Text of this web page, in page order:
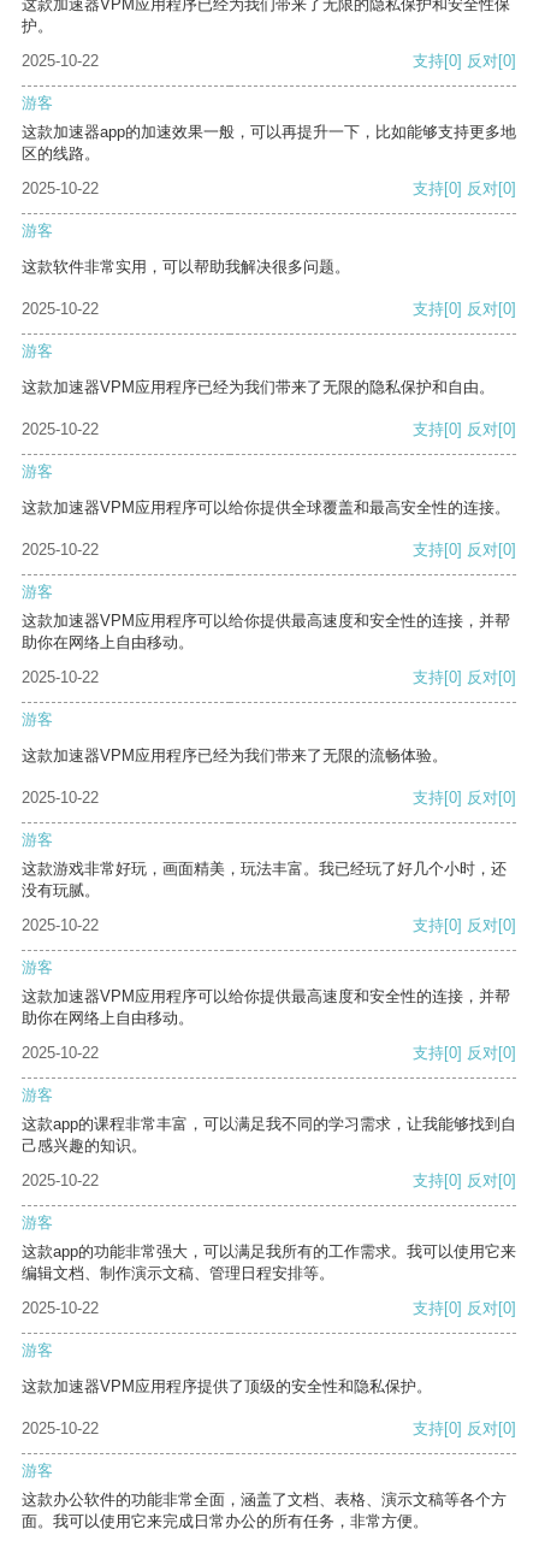
这款加速器VPM应用程序已经为我们带来了无限的隐私保护和安全性保
护。
2025-10-22
支持[0] 反对[0]
游客
这款加速器app的加速效果一般，可以再提升一下，比如能够支持更多地
区的线路。
2025-10-22
支持[0] 反对[0]
游客
这款软件非常实用，可以帮助我解决很多问题。
2025-10-22 支持[0] 反对[0]
游客
这款加速器VPM应用程序已经为我们带来了无限的隐私保护和自由。
2025-10-22 支持[0] 反对[0]
游客
这款加速器VPM应用程序可以给你提供全球覆盖和最高安全性的连接。
2025-10-22 支持[0] 反对[0]
游客
这款加速器VPM应用程序可以给你提供最高速度和安全性的连接，并帮
助你在网络上自由移动。
2025-10-22
支持[0] 反对[0]
游客
这款加速器VPM应用程序已经为我们带来了无限的流畅体验。
2025-10-22 支持[0] 反对[0]
游客
这款游戏非常好玩，画面精美，玩法丰富。我已经玩了好几个小时，还
没有玩腻。
2025-10-22
支持[0] 反对[0]
游客
这款加速器VPM应用程序可以给你提供最高速度和安全性的连接，并帮
助你在网络上自由移动。
2025-10-22
支持[0] 反对[0]
游客
这款app的课程非常丰富，可以满足我不同的学习需求，让我能够找到自
己感兴趣的知识。
2025-10-22
支持[0] 反对[0]
游客
这款app的功能非常强大，可以满足我所有的工作需求。我可以使用它来
编辑文档、制作演示文稿、管理日程安排等。
2025-10-22
支持[0] 反对[0]
游客
这款加速器VPM应用程序提供了顶级的安全性和隐私保护。
2025-10-22 支持[0] 反对[0]
游客
这款办公软件的功能非常全面，涵盖了文档、表格、演示文稿等各个方
面。我可以使用它来完成日常办公的所有任务，非常方便。